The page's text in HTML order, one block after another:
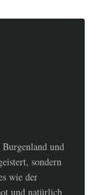
und
sondern
wie der
und natürlich